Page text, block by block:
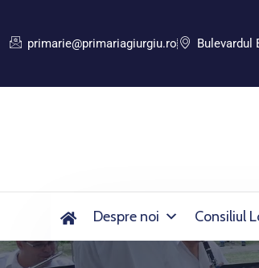
primarie@primariagiurgiu.ro Bulevardul
Despre noi Consiliul